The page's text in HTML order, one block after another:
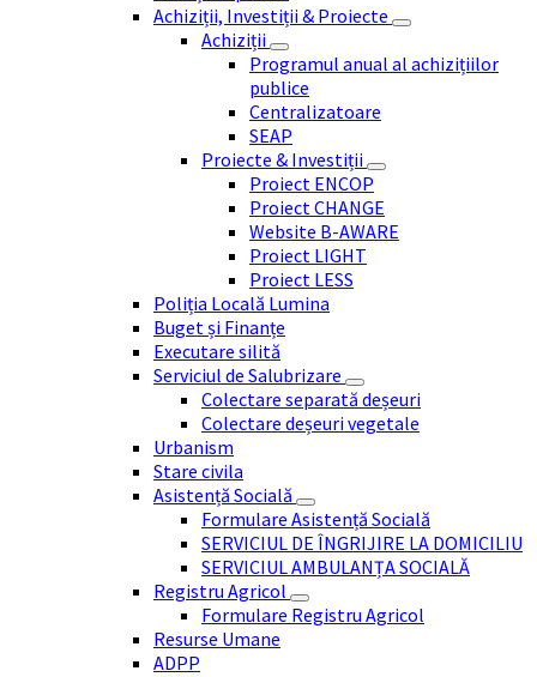
Achiziții, Investiții & Proiecte
Achiziții
Programul anual al achizițiilor
publice
Centralizatoare
SEAP
Proiecte & Investiții
Proiect ENCOP
Proiect CHANGE
Website B-AWARE
Proiect LIGHT
Proiect LESS
Poliția Locală Lumina
Buget și Finanțe
Executare silită
Serviciul de Salubrizare
Colectare separată deșeuri
Colectare deșeuri vegetale
Urbanism
Stare civila
Asistență Socială
Formulare Asistență Socială
SERVICIUL DE ÎNGRIJIRE LA DOMICILIU
SERVICIUL AMBULANȚA SOCIALĂ
Registru Agricol
Formulare Registru Agricol
Resurse Umane
ADPP